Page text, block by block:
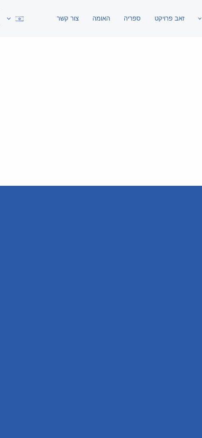
זאב פרויקט ספריה האומה צור קשר